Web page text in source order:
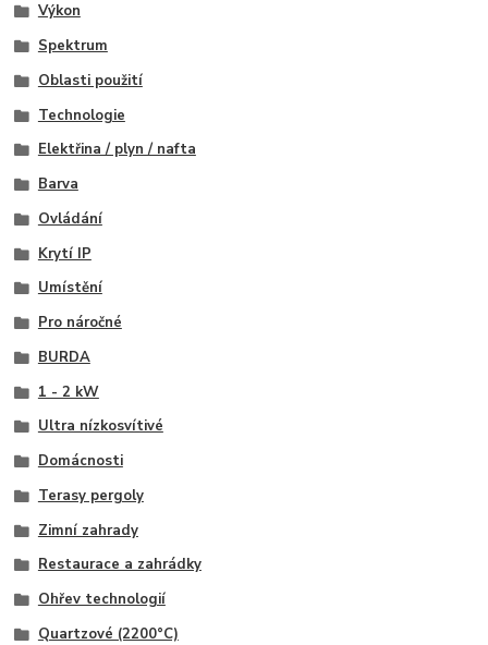
Výkon
Spektrum
Oblasti použití
Technologie
Elektřina / plyn / nafta
Barva
Ovládání
Krytí IP
Umístění
Pro náročné
BURDA
1 - 2 kW
Ultra nízkosvítivé
Domácnosti
Terasy pergoly
Zimní zahrady
Restaurace a zahrádky
Ohřev technologií
Quartzové (2200°C)